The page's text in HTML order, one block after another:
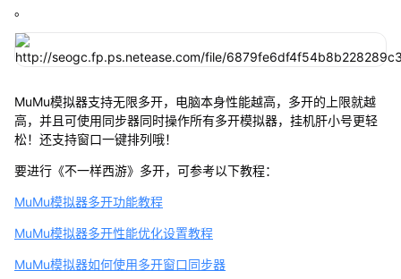
。
MuMu模拟器支持无限多开，电脑本身性能越高，多开的上限就越
高，并且可使用同步器同时操作所有多开模拟器，挂机肝小号更轻
松！还支持窗口一键排列哦！
要进行《不一样西游》多开，可参考以下教程：
MuMu模拟器多开功能教程
MuMu模拟器多开性能优化设置教程
MuMu模拟器如何使用多开窗口同步器